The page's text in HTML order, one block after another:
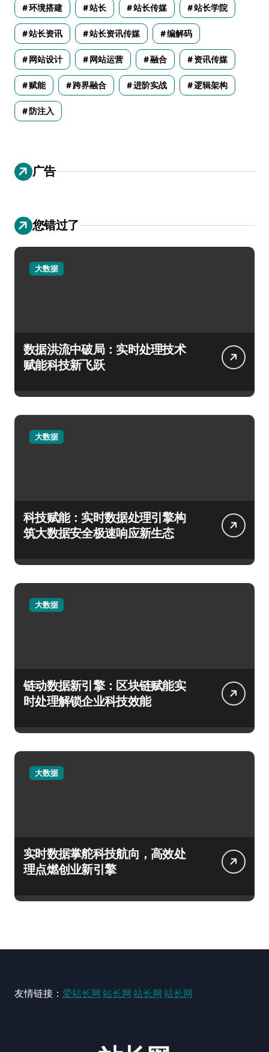
环境搭建 站长 站长传媒 站长学院
站长资讯 站长资讯传媒 编解码
网站设计 网站运营 融合 资讯传媒
赋能 跨界融合 进阶实战 逻辑架构
防注入
广告
您错过了
大数据
数据洪流中破局：实时处理技术
赋能科技新飞跃
大数据
科技赋能：实时数据处理引擎构
筑大数据安全极速响应新生态
大数据
链动数据新引擎：区块链赋能实
时处理解锁企业科技效能
大数据
实时数据掌舵科技航向，高效处
理点燃创业新引擎
友情链接： 爱站长网 站长网 站长网 站长网